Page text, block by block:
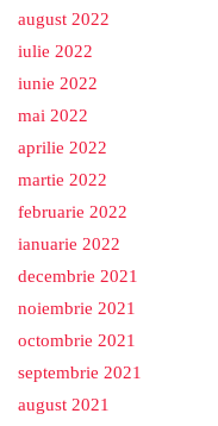
august 2022
iulie 2022
iunie 2022
mai 2022
aprilie 2022
martie 2022
februarie 2022
ianuarie 2022
decembrie 2021
noiembrie 2021
octombrie 2021
septembrie 2021
august 2021